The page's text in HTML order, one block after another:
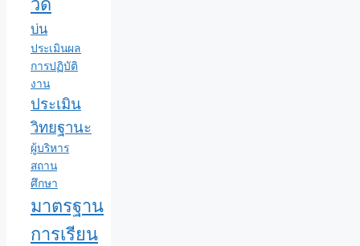
วัด
บ่น
ประเมินผล
การปฏิบัติ
งาน
ประเมิน
วิทยฐานะ
ผู้บริหาร
สถาน
ศึกษา
มาตรฐาน
การเรียน